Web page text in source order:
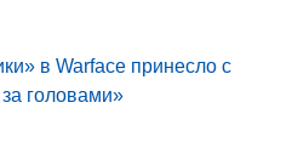
в Warface принесло с
головами»